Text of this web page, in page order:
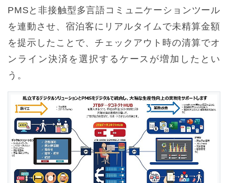
PMSと非接触型多言語コミュニケーションツール
を連動させ、宿泊客にリアルタイムで未精算金額
を提示したことで、チェックアウト時の清算でオ
ンライン決済を選択するケースが増加したとい
う。